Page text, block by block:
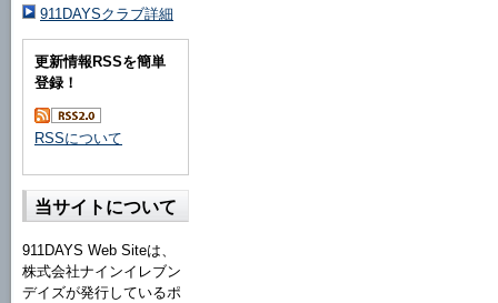
911DAYSクラブ詳細
更新情報RSSを簡単
登録！
RSSについて
当サイトについて
911DAYS Web Siteは、
株式会社ナインイレブン
デイズが発行しているポ